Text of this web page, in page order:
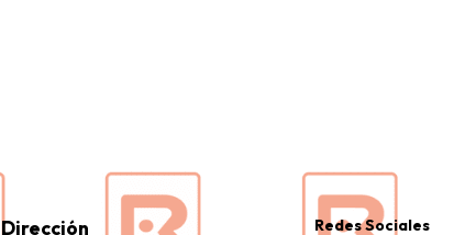
Dirección Redes Sociales